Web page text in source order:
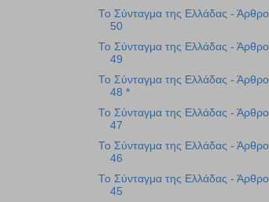
Το Σύνταγμα της Ελλάδας - Άρθρο
50
Το Σύνταγμα της Ελλάδας - Άρθρο
49
Το Σύνταγμα της Ελλάδας - Άρθρο
48 *
Το Σύνταγμα της Ελλάδας - Άρθρο
47
Το Σύνταγμα της Ελλάδας - Άρθρο
46
Το Σύνταγμα της Ελλάδας - Άρθρο
45